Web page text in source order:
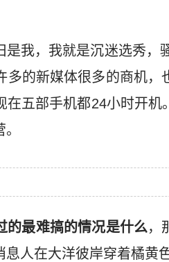
是我，我就是沉迷选秀，
多的新媒体很多的商机
五部手机都24小时开
的最难搞的情况是什么，
人在大洋彼岸穿着橘黄